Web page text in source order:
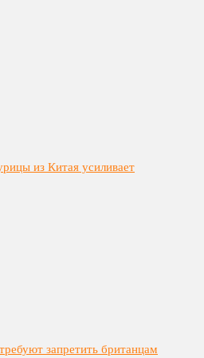
из Китая усиливает
запретить британцам